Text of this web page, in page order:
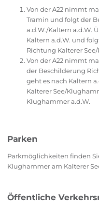
Von der A22 nimmt
Tramin und folgt der
a.d.W./Kaltern a.d.W.
Kaltern a.d.W. und
Richtung Kalterer
Von der A22 nimmt
der Beschilderung
geht es nach Kaltern
Kalterer See/
Klughammer a.d.W.
Parken
Parkmöglichkeiten finden
Klughammer am Kalterer
Öffentliche